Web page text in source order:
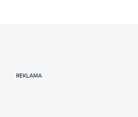
REKLAMA